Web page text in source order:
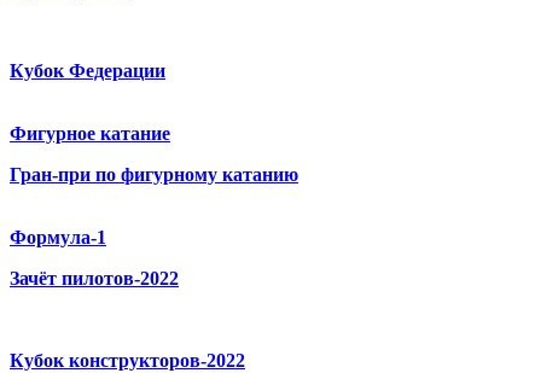
Кубок Федерации
Фигурное катание
Гран-при по фигурному катанию
Формула-1
Зачёт пилотов-2022
Кубок конструкторов-2022